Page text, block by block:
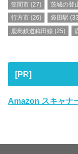
笠間市 (27) 茨城の登
行方市 (26) 袋田駅
鹿島鉄道鉾田線 (25)
[PR]
Amazon スキャナ